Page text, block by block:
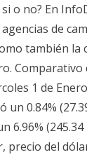
o no? En
de
también
1 de
un 0.84%
6.96%
precio del